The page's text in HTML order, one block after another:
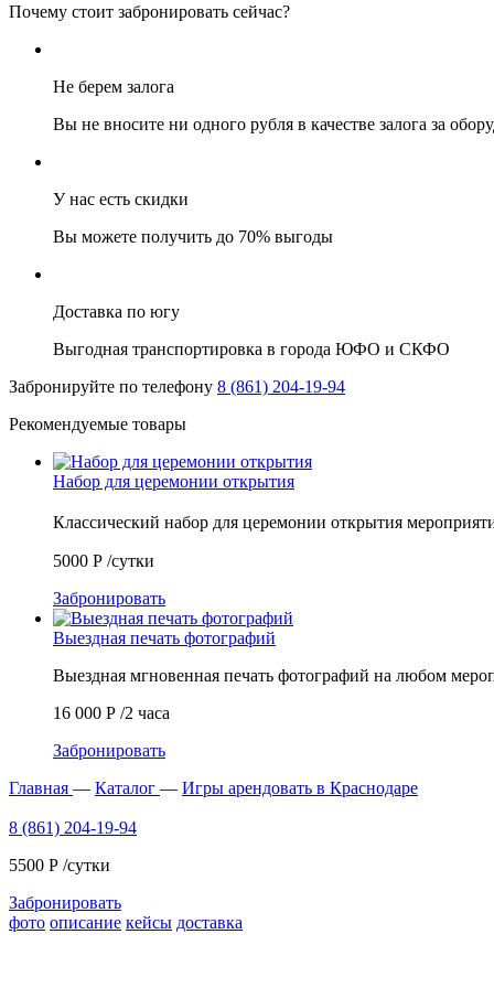
Почему стоит забронировать сейчас?
Не берем залога
Вы не вносите ни одного рубля в качестве залога за
У нас есть скидки
Вы можете получить до 70% выгоды
Доставка по югу
Выгодная транспортировка в города ЮФО и СКФО
Забронируйте по телефону 8 (861) 204-19-94
Рекомендуемые товары
Набор для церемонии открытия
Классический набор для церемонии открытия
5000 Р /сутки
Забронировать
Выездная печать фотографий
Выездная мгновенная печать фотографий на любом
16 000 Р /2 часа
Забронировать
Главная — Каталог — Игры арендовать в Краснодаре
8 (861) 204-19-94
5500 Р /сутки
Забронировать
фото описание кейсы доставка